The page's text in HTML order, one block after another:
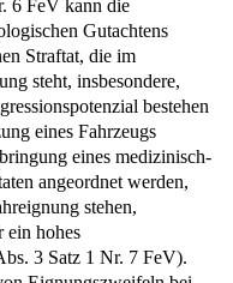
6 FeV kann die
Gutachtens
Straftat, die im
steht, insbesondere,
bestehen
eines Fahrzeugs
eines medizinisch-
angeordnet werden,
stehen,
ein hohes
3 Satz 1 Nr. 7 FeV).